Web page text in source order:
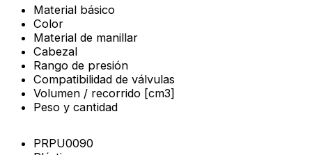
Material básico
Color
Material de manillar
Cabezal
Rango de presión
Compatibilidad de válvulas
Volumen / recorrido [cm3]
Peso y cantidad
PRPU0090